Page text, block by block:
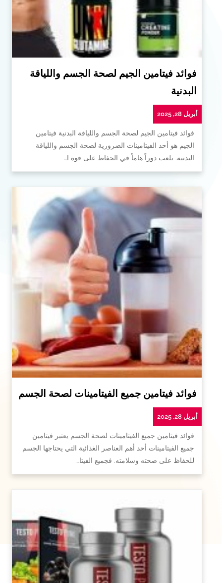
فوائد فيتامين الجيم لصحة الجسم واللياقة
البدنية
أبريل 28, 2025
فوائد فيتامين الجيم لصحة الجسم واللياقة البدنية فيتامين
الجيم هو أحد الفيتامينات الضرورية لصحة الجسم واللياقة
البدنية. يلعب دوراً هاماً في الحفاظ على قوة ا…
فوائد فيتامين جميع الفيتامينات لصحة الجسم
أبريل 28, 2025
فوائد فيتامين جميع الفيتامينات لصحة الجسم يعتبر فيتامين
جميع الفيتامينات أحد أهم العناصر الغذائية التي يحتاجها الجسم
للحفاظ على صحته وسلامته. فجميع الفيتا…